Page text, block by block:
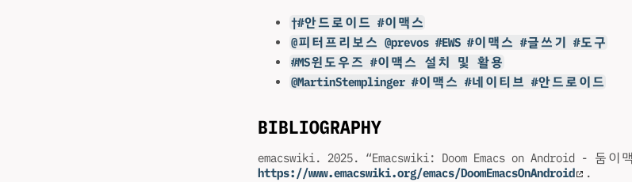
†#안드로이드 #이맥스
@피터프리보스 @prevos #EWS #이맥스 #글쓰기 #도구
#MS윈도우즈 #이맥스 설치 및 활용
@MartinStemplinger #이맥스 #네이티브 #안드로이드
BIBLIOGRAPHY
emacswiki. 2025. “Emacswiki: Doom Emacs on Android - 둠
https://www.emacswiki.org/emacs/DoomEmacsOnAndroid
.